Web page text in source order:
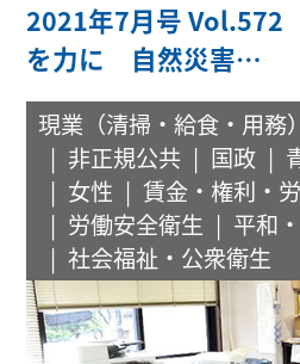
2021年7月号 Vol.572
を力に 自然災害…
現業（清掃・給食・用務）
非正規公共
国政
女性
賃金・権利・
労働安全衛生
平和
社会福祉・公衆衛生